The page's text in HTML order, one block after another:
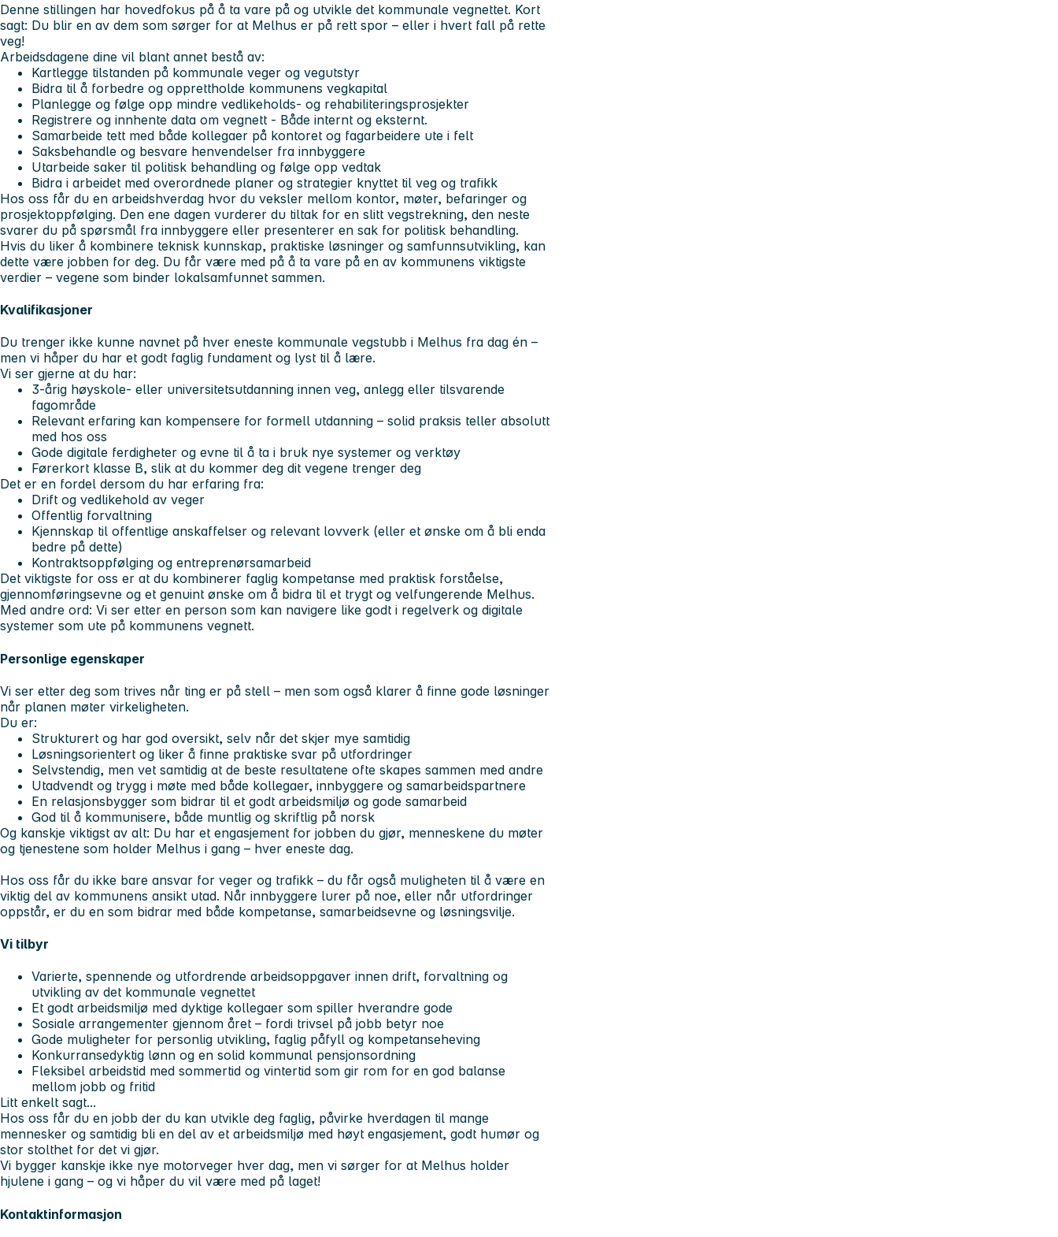
Denne stillingen har hovedfokus på å ta vare på og utvikle det kommunale vegnettet. Kort
sagt: Du blir en av dem som sørger for at Melhus er på rett spor – eller i hvert fall på rette
veg!
Arbeidsdagene dine vil blant annet bestå av:
Kartlegge tilstanden på kommunale veger og vegutstyr
Bidra til å forbedre og opprettholde kommunens vegkapital
Planlegge og følge opp mindre vedlikeholds- og rehabiliteringsprosjekter
Registrere og innhente data om vegnett - Både internt og eksternt.
Samarbeide tett med både kollegaer på kontoret og fagarbeidere ute i felt
Saksbehandle og besvare henvendelser fra innbyggere
Utarbeide saker til politisk behandling og følge opp vedtak
Bidra i arbeidet med overordnede planer og strategier knyttet til veg og trafikk
Hos oss får du en arbeidshverdag hvor du veksler mellom kontor, møter, befaringer og
prosjektoppfølging. Den ene dagen vurderer du tiltak for en slitt vegstrekning, den neste
svarer du på spørsmål fra innbyggere eller presenterer en sak for politisk behandling.
Hvis du liker å kombinere teknisk kunnskap, praktiske løsninger og samfunnsutvikling, kan
dette være jobben for deg. Du får være med på å ta vare på en av kommunens viktigste
verdier – vegene som binder lokalsamfunnet sammen.
Kvalifikasjoner
Du trenger ikke kunne navnet på hver eneste kommunale vegstubb i Melhus fra dag én –
men vi håper du har et godt faglig fundament og lyst til å lære.
Vi ser gjerne at du har:
3-årig høyskole- eller universitetsutdanning innen veg, anlegg eller tilsvarende
fagområde
Relevant erfaring kan kompensere for formell utdanning – solid praksis teller absolutt
med hos oss
Gode digitale ferdigheter og evne til å ta i bruk nye systemer og verktøy
Førerkort klasse B, slik at du kommer deg dit vegene trenger deg
Det er en fordel dersom du har erfaring fra:
Drift og vedlikehold av veger
Offentlig forvaltning
Kjennskap til offentlige anskaffelser og relevant lovverk (eller et ønske om å bli enda
bedre på dette)
Kontraktsoppfølging og entreprenørsamarbeid
Det viktigste for oss er at du kombinerer faglig kompetanse med praktisk forståelse,
gjennomføringsevne og et genuint ønske om å bidra til et trygt og velfungerende Melhus.
Med andre ord: Vi ser etter en person som kan navigere like godt i regelverk og digitale
systemer som ute på kommunens vegnett.
Personlige egenskaper
Vi ser etter deg som trives når ting er på stell – men som også klarer å finne gode løsninger
når planen møter virkeligheten.
Du er:
Strukturert og har god oversikt, selv når det skjer mye samtidig
Løsningsorientert og liker å finne praktiske svar på utfordringer
Selvstendig, men vet samtidig at de beste resultatene ofte skapes sammen med andre
Utadvendt og trygg i møte med både kollegaer, innbyggere og samarbeidspartnere
En relasjonsbygger som bidrar til et godt arbeidsmiljø og gode samarbeid
God til å kommunisere, både muntlig og skriftlig på norsk
Og kanskje viktigst av alt: Du har et engasjement for jobben du gjør, menneskene du møter
og tjenestene som holder Melhus i gang – hver eneste dag.
Hos oss får du ikke bare ansvar for veger og trafikk – du får også muligheten til å være en
viktig del av kommunens ansikt utad. Når innbyggere lurer på noe, eller når utfordringer
oppstår, er du en som bidrar med både kompetanse, samarbeidsevne og løsningsvilje.
Vi tilbyr
Varierte, spennende og utfordrende arbeidsoppgaver innen drift, forvaltning og
utvikling av det kommunale vegnettet
Et godt arbeidsmiljø med dyktige kollegaer som spiller hverandre gode
Sosiale arrangementer gjennom året – fordi trivsel på jobb betyr noe
Gode muligheter for personlig utvikling, faglig påfyll og kompetanseheving
Konkurransedyktig lønn og en solid kommunal pensjonsordning
Fleksibel arbeidstid med sommertid og vintertid som gir rom for en god balanse
mellom jobb og fritid
Litt enkelt sagt...
Hos oss får du en jobb der du kan utvikle deg faglig, påvirke hverdagen til mange
mennesker og samtidig bli en del av et arbeidsmiljø med høyt engasjement, godt humør og
stor stolthet for det vi gjør.
Vi bygger kanskje ikke nye motorveger hver dag, men vi sørger for at Melhus holder
hjulene i gang – og vi håper du vil være med på laget!
Kontaktinformasjon